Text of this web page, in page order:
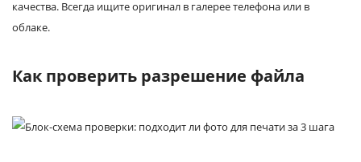
качества. Всегда ищите оригинал в галерее телефона или в
облаке.
Как проверить разрешение файла